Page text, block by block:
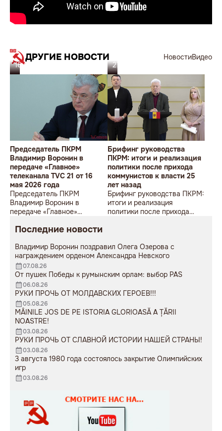
ДРУГИЕ НОВОСТИ НовостиВидео
16.05.26
Председатель ПКРМ
Владимир Воронин в
передаче «Главное»
телеканала TVC 21 от 16
мая 2026 года
Председатель ПКРМ
Владимир Воронин в
передаче «Главное»
2026 года
27.02.26
Брифинг руководства
ПКРМ: итоги и реализация
политики после прихода
коммунистов к власти 25
лет назад
Брифинг руководства ПКРМ:
итоги и реализация
политики после прихода
Последние новости
Владимир Воронин поздравил Олега Озерова с
награждением орденом Александра Невского
07.08.26
От пушек Победы к румынским орлам: выбор PAS
06.08.26
РУКИ ПРОЧЬ ОТ МОЛДАВСКИХ ГЕРОЕВ!!!
05.08.26
MÂINILE JOS DE PE ISTORIA GLORIOASĂ A ȚĂRII
NOASTRE!
03.08.26
РУКИ ПРОЧЬ ОТ СЛАВНОЙ ИСТОРИИ НАШЕЙ СТРАНЫ!
03.08.26
3 августа 1980 года состоялось закрытие Олимпийских
игр
03.08.26